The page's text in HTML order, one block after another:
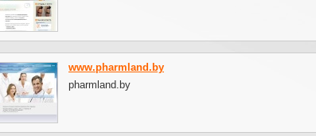
www.pharmland.by
pharmland.by